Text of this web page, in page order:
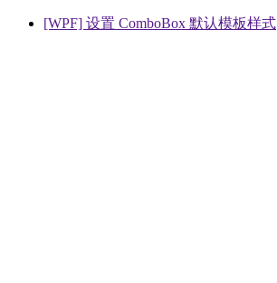
[WPF] 设置 ComboBox 默认模板样式